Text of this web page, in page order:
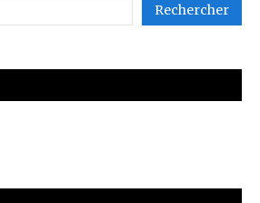
Rechercher